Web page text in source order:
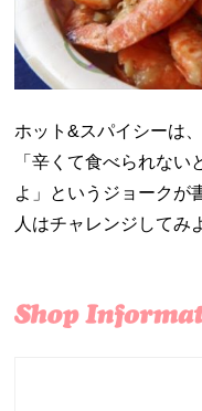
ホット&スパイシーは
「辛くて食べられな
よ」というジョークが
人はチャレンジしてみ